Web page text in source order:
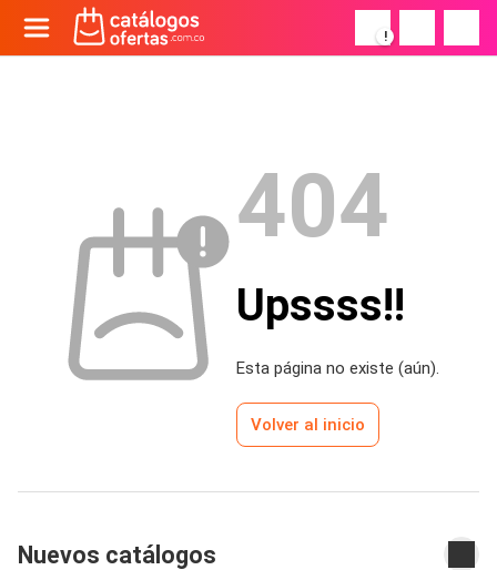
!
404
Upssss!!
Esta página no existe (aún).
Volver al inicio
Nuevos catálogos